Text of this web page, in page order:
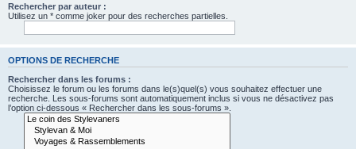
Rechercher par auteur :
Utilisez un * comme joker pour des recherches partielles.
OPTIONS DE RECHERCHE
Rechercher dans les forums :
Choisissez le forum ou les forums dans le(s)quel(s) vous souhaitez effectuer une
recherche. Les sous-forums sont automatiquement inclus si vous ne désactivez pas
l’option ci-dessous « Rechercher dans les sous-forums ».